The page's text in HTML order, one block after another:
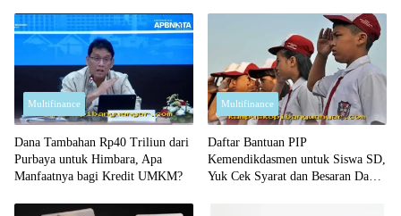
Multifinance
Dana Tambahan Rp40 Triliun dari
Purbaya untuk Himbara, Apa
Manfaatnya bagi Kredit UMKM?
Multifinance
Daftar Bantuan PIP
Kemendikdasmen untuk Siswa SD,
Yuk Cek Syarat dan Besaran Dana